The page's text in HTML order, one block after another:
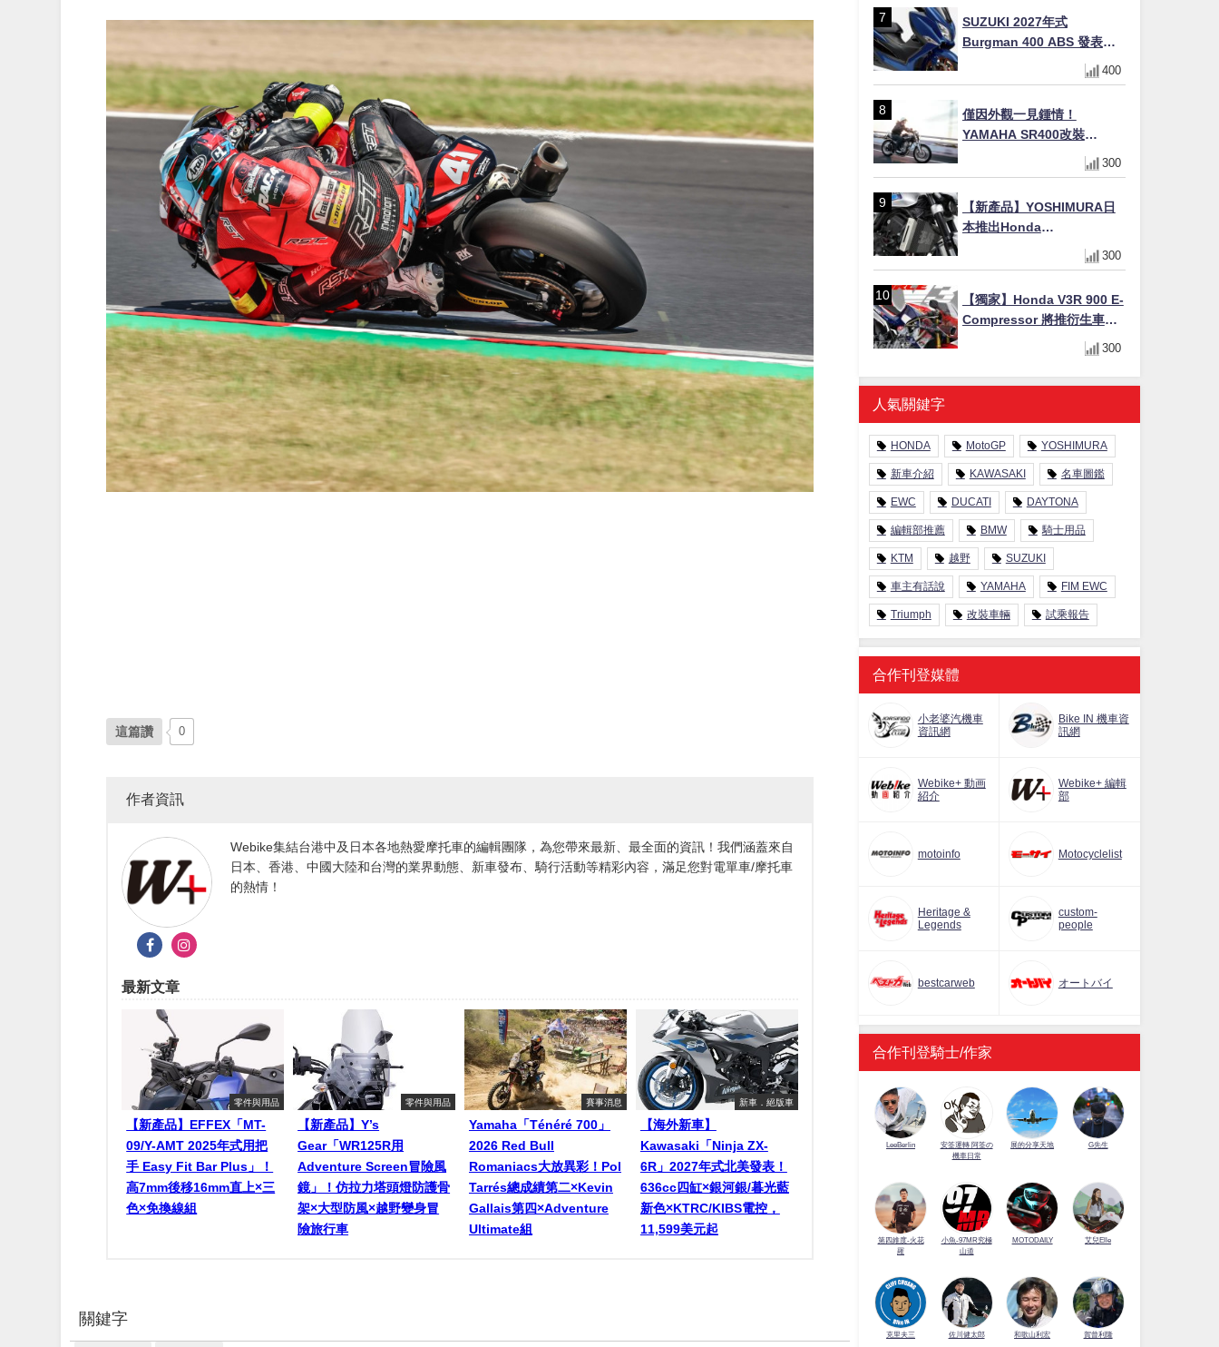
這篇讚 0
作者資訊
Webike集結台港中及日本各地熱愛摩托車的編輯團隊，為您帶來最新、最全面的資訊！我們涵蓋來自
日本、香港、中國大陸和台灣的業界動態、新車發布、騎行活動等精彩內容，滿足您對電單車/摩托車
的熱情！
最新文章
零件與用品
【新產品】EFFEX「MT-
09/Y-AMT 2025年式用把
手 Easy Fit Bar Plus」！
高7mm後移16mm直上×三
色×免換線組
零件與用品
【新產品】Y’s
Gear「WR125R用
Adventure Screen冒險風
鏡」！仿拉力塔頭燈防護骨
架×大型防風×越野變身冒
險旅行車
賽事消息
Yamaha「Ténéré 700」
2026 Red Bull
Romaniacs大放異彩！Pol
Tarrés總成績第二×Kevin
Gallais第四×Adventure
Ultimate組
新車．絕版車
【海外新車】
Kawasaki「Ninja ZX-
6R」2027年式北美發表！
636cc四缸×銀河銀/暮光藍
新色×KTRC/KIBS電控，
11,599美元起
關鍵字
SUZUKI 2027年式
Burgman 400 ABS 發表！
8/18日本上市、支援E10汽油
售價98萬100日圓
400
僅因外觀一見鍾情！
YAMAHA SR400改裝
Tracker風格｜ 女車主的機車
人生蛻變記
300
【新產品】YOSHIMURA日
本推出Honda
CB1000F/CB1000 HORNET
專用水箱護網，六角網紋設
300
【獨家】Honda V3R 900 E-
Compressor 將推衍生車
系？自然進氣 V3 同步測試
300
人氣關鍵字
HONDA MotoGP YOSHIMURA
新車介紹 KAWASAKI 名車圖鑑
EWC DUCATI DAYTONA
編輯部推薦 BMW 騎士用品
KTM 越野 SUZUKI
車主有話說 YAMAHA FIM EWC
Triumph 改裝車輛 試乘報告
合作刊登媒體
小老婆汽機車
資訊網
Bike IN 機車資
訊網
Webike+ 動画
紹介
Webike+ 編輯
部
motoinfo Motocyclelist
Heritage &
Legends
custom-
people
bestcarweb オートバイ
合作刊登騎士/作家
LeeBerlin
安筌運轉 阿筌の
機車日常
展的分享天地 G先生
第四維度-火花
羅
小魚-97MR究極
山道
MOTODAILY 艾兒Elle
克里夫三 佐川健太郎 和歌山利宏 賀曾利隆